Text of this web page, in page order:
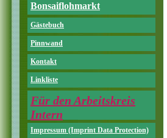
Bonsaiflohmarkt
Gästebuch
Pinnwand
Kontakt
Linkliste
Für den Arbeitskreis
Intern
Impressum (Imprint Data Protection)